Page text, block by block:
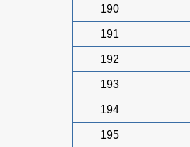
190
191
192
193
194
195